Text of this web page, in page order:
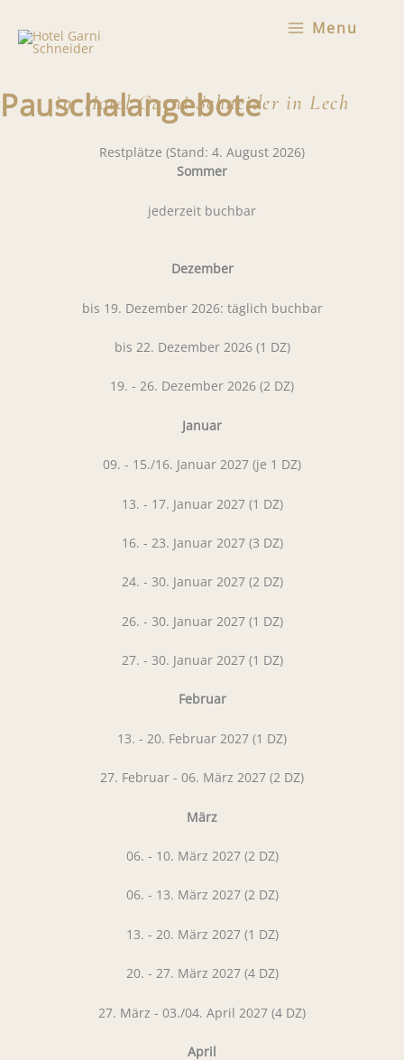
Inhalt
springen
Menu
Pauschalangebote
im Hotel Garni Schneider in Lech
Restplätze (Stand: 4. August 2026)
Sommer
jederzeit buchbar
Dezember
bis 19. Dezember 2026: täglich buchbar
bis 22. Dezember 2026 (1 DZ)
19. - 26. Dezember 2026 (2 DZ)
Januar
09. - 15./16. Januar 2027 (je 1 DZ)
13. - 17. Januar 2027 (1 DZ)
16. - 23. Januar 2027 (3 DZ)
24. - 30. Januar 2027 (2 DZ)
26. - 30. Januar 2027 (1 DZ)
27. - 30. Januar 2027 (1 DZ)
Februar
13. - 20. Februar 2027 (1 DZ)
27. Februar - 06. März 2027 (2 DZ)
März
06. - 10. März 2027 (2 DZ)
06. - 13. März 2027 (2 DZ)
13. - 20. März 2027 (1 DZ)
20. - 27. März 2027 (4 DZ)
27. März - 03./04. April 2027 (4 DZ)
April